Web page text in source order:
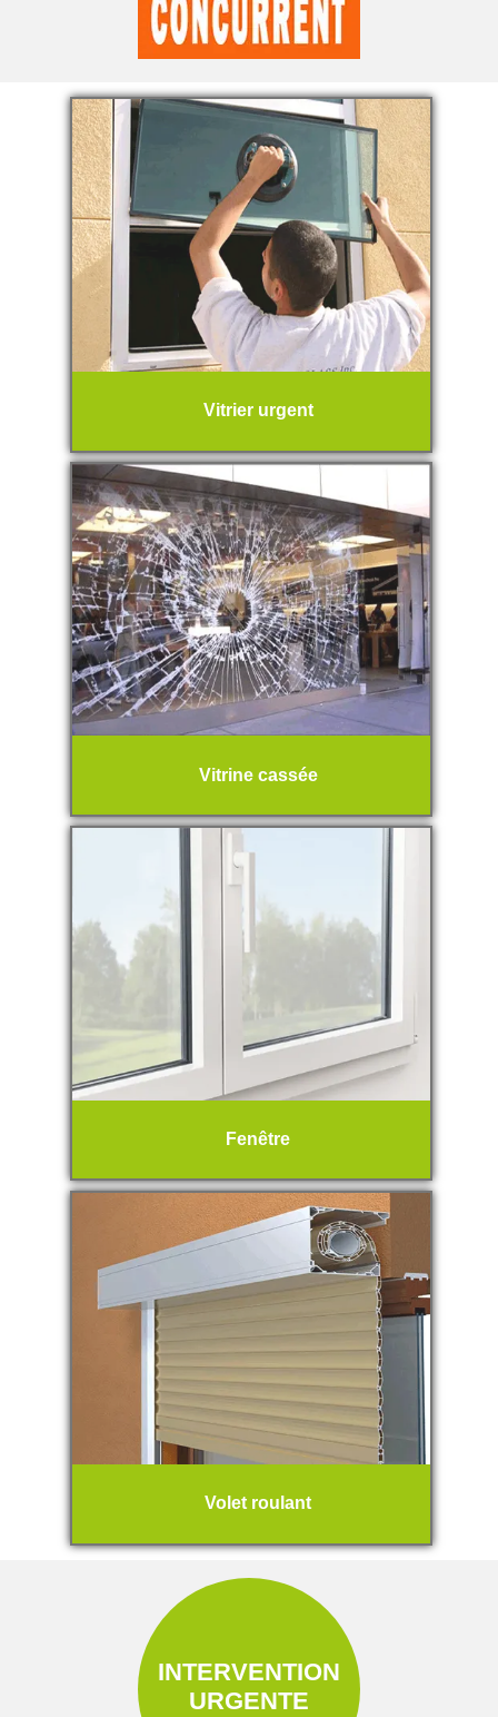
Vitrier urgent
Vitrine cassée
Fenêtre
Volet roulant
INTERVENTION
URGENTE